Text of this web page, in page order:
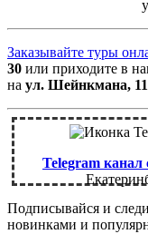
Заказывайте туры
30 или приходите в
на ул. Шейнкмана,
Telegram канал
Подписывайся и
новинками и